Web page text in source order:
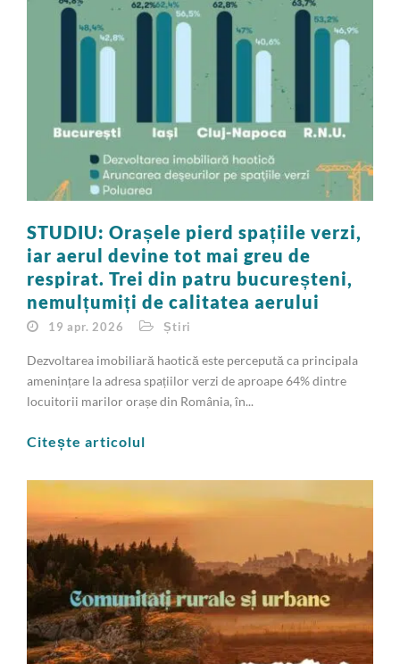
STUDIU: Orașele pierd spațiile verzi,
iar aerul devine tot mai greu de
respirat. Trei din patru bucureșteni,
nemulțumiți de calitatea aerului
19 apr. 2026 Știri
Dezvoltarea imobiliară haotică este percepută ca principala
amenințare la adresa spațiilor verzi de aproape 64% dintre
locuitorii marilor orașe din România, în...
Citește articolul